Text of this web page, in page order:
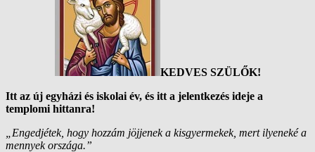
KEDVES SZÜLŐK!
Itt az új egyházi és iskolai év, és itt a jelentkezés ideje a
templomi hittanra!
„Engedjétek, hogy hozzám jöjjenek a kisgyermekek, mert ilyeneké a
mennyek országa.”